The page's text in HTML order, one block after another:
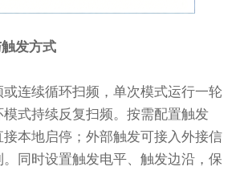
发方式
连续循环扫频，单次模式运行一轮
模式持续反复扫频。按需配置触发
本地启停；外部触发可接入外接信
同时设置触发电平、触发边沿，保